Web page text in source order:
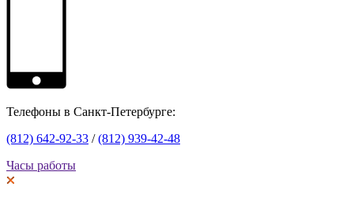
Телефоны в Санкт-Петербурге:
(812) 642-92-33 /(812) 939-42-48
Часы работы